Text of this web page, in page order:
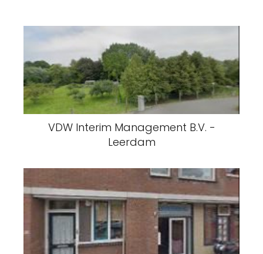
VDW Interim Management B.V. -
Leerdam